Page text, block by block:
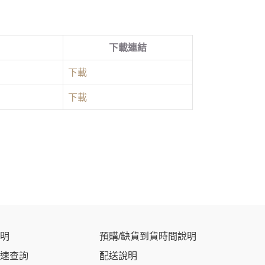
下載連結
下載
下載
查詢
預購/缺貨到貨時間說明
配送說明